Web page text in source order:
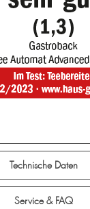
Technische Daten
Service & FAQ